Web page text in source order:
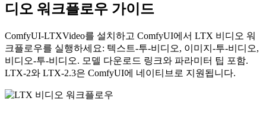
디오 워크플로우 가이드
ComfyUI-LTXVideo를 설치하고 ComfyUI에서 LTX 비디오 워
크플로우를 실행하세요: 텍스트-투-비디오, 이미지-투-비디오,
비디오-투-비디오. 모델 다운로드 링크와 파라미터 팁 포함.
LTX-2와 LTX-2.3은 ComfyUI에 네이티브로 지원됩니다.